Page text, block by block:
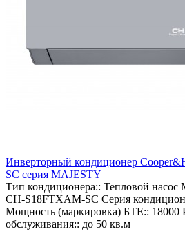
Инверторный кондиционер
SC серия MAJESTY
Тип кондиционера:: Тепловой насос
CH-S18FTXAM-SC Серия
Мощность (маркировка) БТЕ:: 18000
обслуживания:: до 50 кв.м